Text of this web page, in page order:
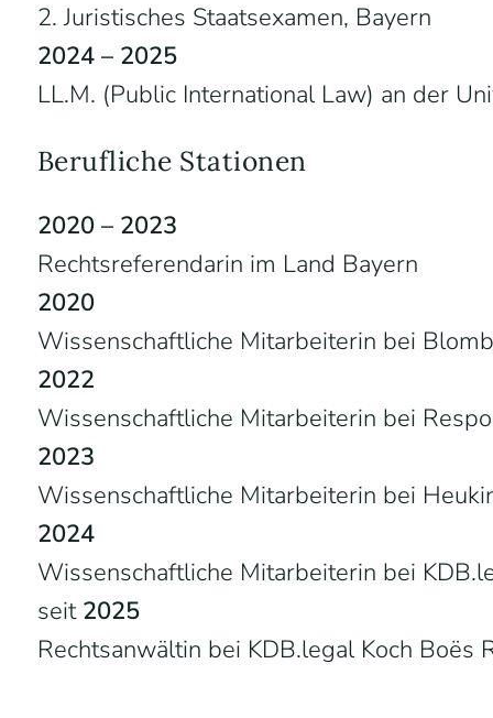
2. Juristisches Staatsexamen, Bayern
2024 – 2025
LL.M. (Public International Law) an der
Berufliche Stationen
2020 – 2023
Rechtsreferendarin im Land Bayern
2020
Wissenschaftliche Mitarbeiterin bei
2022
Wissenschaftliche Mitarbeiterin bei
2023
Wissenschaftliche Mitarbeiterin bei
2024
Wissenschaftliche Mitarbeiterin bei
seit2025
Rechtsanwältin bei KDB.legal Koch Boës